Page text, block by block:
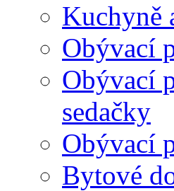
Kuchyně
Obývací
Obývací
sedačky
Obývací
Bytové